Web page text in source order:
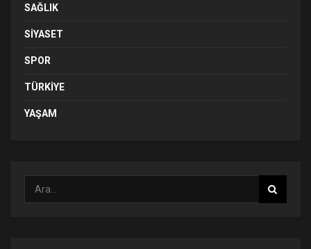
SAĞLIK
SIYASET
SPOR
TÜRKIYE
YAŞAM